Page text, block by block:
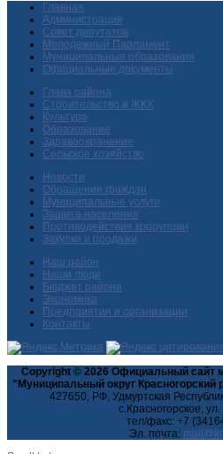
Главная
Администрация
Совет депутатов
Молодежный Парламент
Муниципальные образования
Официальные документы
Глава района
Строительство и ЖКХ
Культура
Образование
Здравоохранение
Сельское хозяйство
Новости
Обращения граждан
Муниципальные услуги
Защита населения
Противодействие коррупции
Закупки и продажи
Наш район
Наши люди
Бюджет района
Экономика
Предприятия и организации
Контакты
Copyright © 2026 Официальный сайт
"Муниципальный округ Красногорский
427650, РФ, Удмуртская
с.Красногорское,
тел/факс: +7
Эл. почта: